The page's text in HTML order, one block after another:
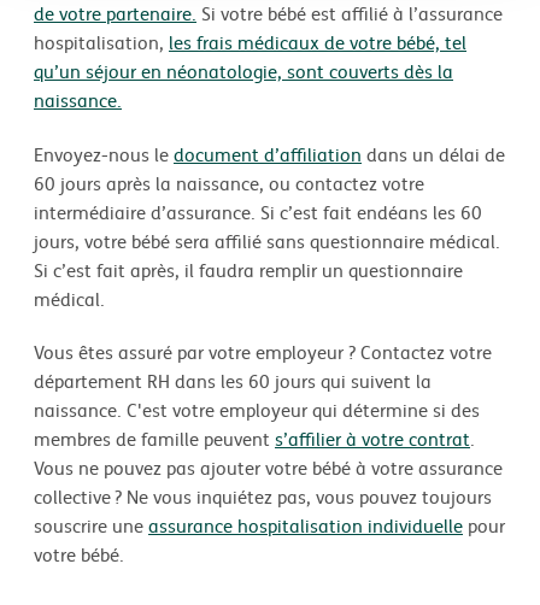
de votre partenaire. Si votre bébé est affilié à l’assurance
hospitalisation, les frais médicaux de votre bébé, tel
qu’un séjour en néonatologie, sont couverts dès la
naissance.
Envoyez-nous ledocument d’affiliation dans un délai de
60 jours après la naissance, ou contactez votre
intermédiaire d’assurance. Si c’est fait endéans les 60
jours, votre bébé sera affilié sans questionnaire médical.
Si c’est fait après, il faudra remplir un questionnaire
médical.
Vous êtes assuré par votre employeur ? Contactez votre
département RH dans les 60 jours qui suivent la
naissance. C'est votre employeur qui détermine si des
membres de famille peuvent s’affilier à votre contrat.
Vous ne pouvez pas ajouter votre bébé à votre assurance
collective ? Ne vous inquiétez pas, vous pouvez toujours
souscrire uneassurance hospitalisation individuelle pour
votre bébé.